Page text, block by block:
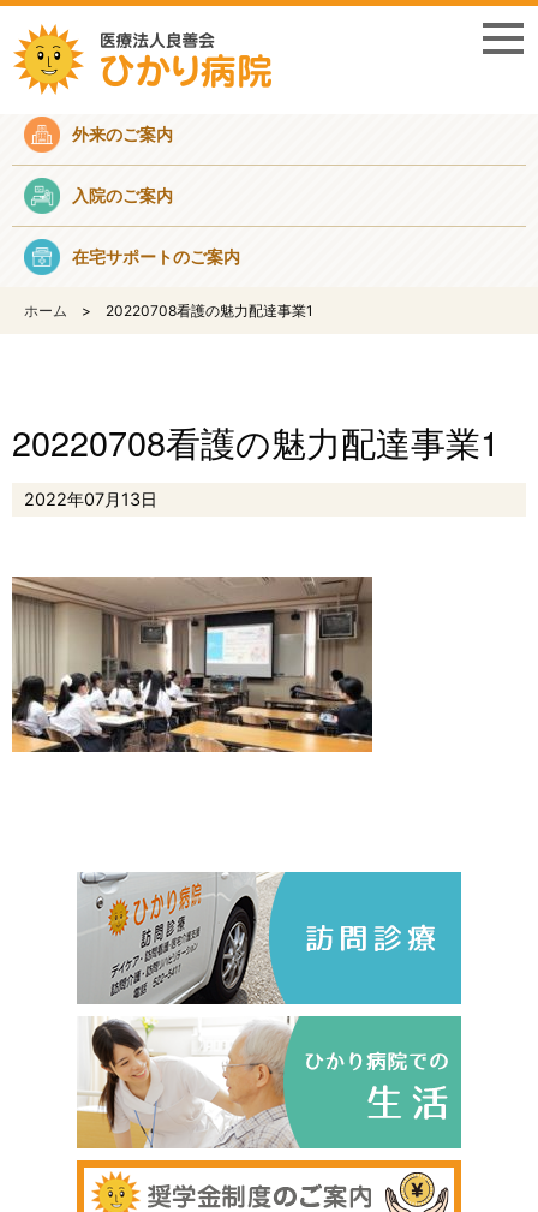
採用情報
外来のご案内
入院のご案内
在宅サポートのご案内
ホーム 20220708看護の魅力配達事業1
20220708看護の魅力配達事業1
2022年07月13日